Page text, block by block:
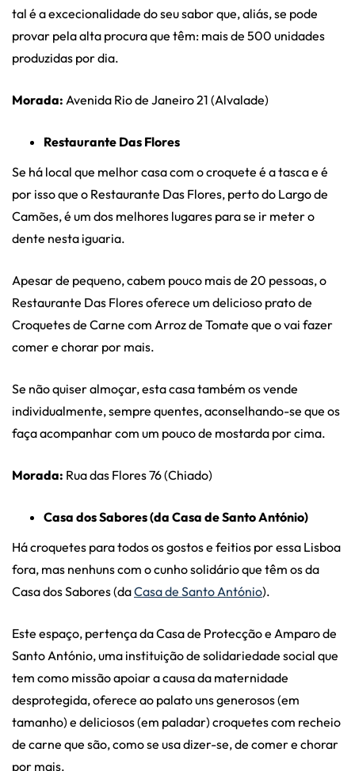
tal é a excecionalidade do seu sabor que, aliás, se pode
provar pela alta procura que têm: mais de 500 unidades
produzidas por dia.
Morada: Avenida Rio de Janeiro 21 (Alvalade)
Restaurante Das Flores
Se há local que melhor casa com o croquete é a tasca e é
por isso que o Restaurante Das Flores, perto do Largo de
Camões, é um dos melhores lugares para se ir meter o
dente nesta iguaria.
Apesar de pequeno, cabem pouco mais de 20 pessoas, o
Restaurante Das Flores oferece um delicioso prato de
Croquetes de Carne com Arroz de Tomate que o vai fazer
comer e chorar por mais.
Se não quiser almoçar, esta casa também os vende
individualmente, sempre quentes, aconselhando-se que os
faça acompanhar com um pouco de mostarda por cima.
Morada: Rua das Flores 76 (Chiado)
Casa dos Sabores (da Casa de Santo António)
Há croquetes para todos os gostos e feitios por essa Lisboa
fora, mas nenhuns com o cunho solidário que têm os da
Casa dos Sabores (daCasa de Santo António).
Este espaço, pertença da Casa de Protecção e Amparo de
Santo António, uma instituição de solidariedade social que
tem como missão apoiar a causa da maternidade
desprotegida, oferece ao palato uns generosos (em
tamanho) e deliciosos (em paladar) croquetes com recheio
de carne que são, como se usa dizer-se, de comer e chorar
por mais.